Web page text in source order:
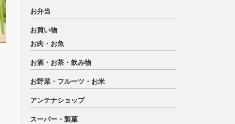
お弁当
お買い物
お肉・お魚
お酒・お茶・飲み物
お野菜・フルーツ・お米
アンテナショップ
スーパー・製菓